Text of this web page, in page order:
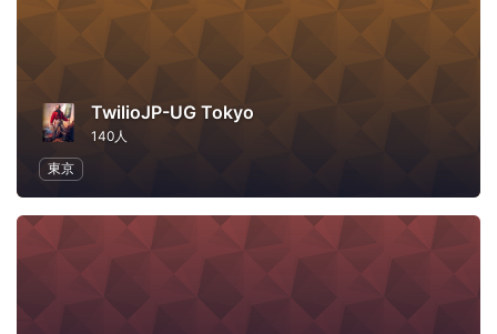
TwilioJP-UG Tokyo
140人
東京